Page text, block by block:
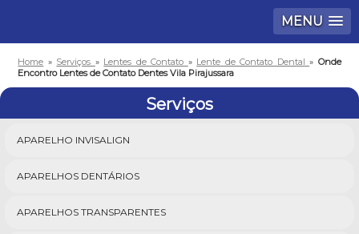
MENU
Home » Serviços » Lentes de Contato » Lente de Contato Dental» Onde
Encontro Lentes de Contato Dentes Vila Pirajussara
Serviços
APARELHO INVISALIGN
APARELHOS DENTÁRIOS
APARELHOS TRANSPARENTES